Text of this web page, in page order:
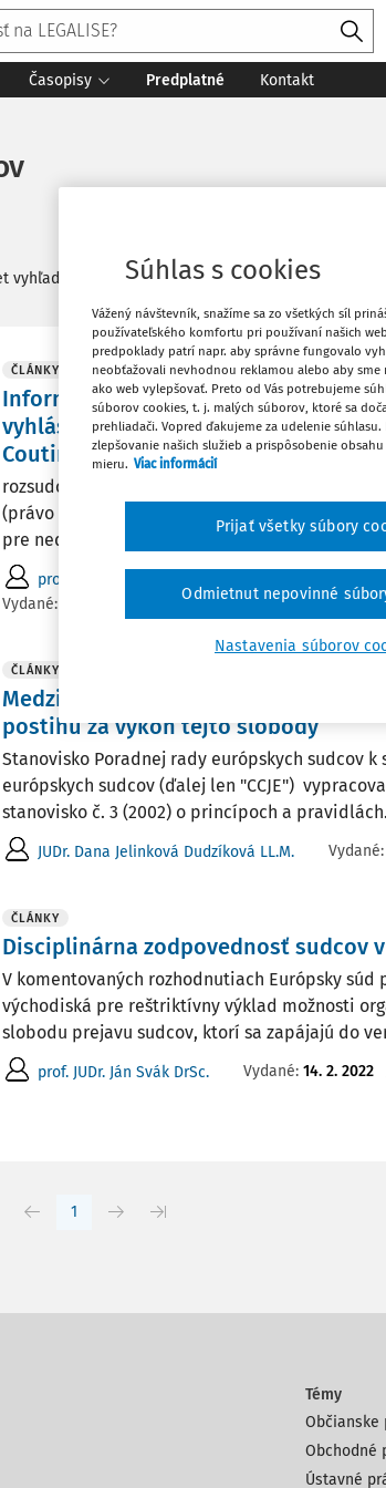
Časopisy Predplatné Kontakt
vyhľadaných dokumentov:3
ČLÁNKY
Informácia o rozsudkoch
vyhlásených v období od 1. februára
Coutinho dos Santos Amado proti
rozsudok z 3. februára 2026 k sťažnosti č.
(právo na spravodlivé súdne konanie) v
pre nedostatočné plnenie sudcovských
prof. JUDr. Ján Svák DrSc.
Vydané:
5 minút čítania
ČLÁNKY
Medzinárodné štandardy slobody
postihu za výkon tejto slobody
Stanovisko Poradnej rady európskych sudcov
európskych sudcov (ďalej len "CCJE")
stanovisko č. 3 (2002) o princípoch a
JUDr. Dana Jelinková Dudzíková LL.M. Vydané:
ČLÁNKY
Disciplinárna zodpovednosť sudcov
V komentovaných rozhodnutiach Európsky
východiská pre reštriktívny výklad možnosti
slobodu prejavu sudcov, ktorí sa zapájajú do
prof. JUDr. Ján Svák DrSc. Vydané: 14. 2. 2022
1
Témy
Občianske
Obchodné
Ústavné
Súhlas s cookies
Vážený návštevník, snažíme sa zo všetkých síl
používateľského komfortu pri používaní našich
predpoklady patrí napr. aby správne fungovalo
neobťažovali nevhodnou reklamou alebo aby
ako web vylepšovať. Preto od Vás potrebujeme
súborov cookies, t. j. malých súborov, ktoré sa
prehliadači. Vopred ďakujeme za udelenie súhlasu.
zlepšovanie našich služieb a prispôsobenie
mieru. Viac informácií
Nastavenia súborov
Odmietnut nepovinné
Prijať všetky súbory